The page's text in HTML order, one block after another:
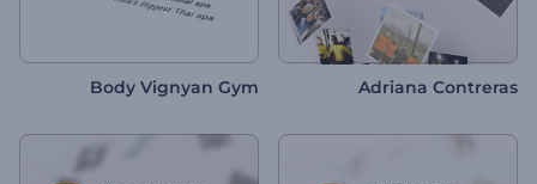
Adriana Contreras
Body Vignyan Gym